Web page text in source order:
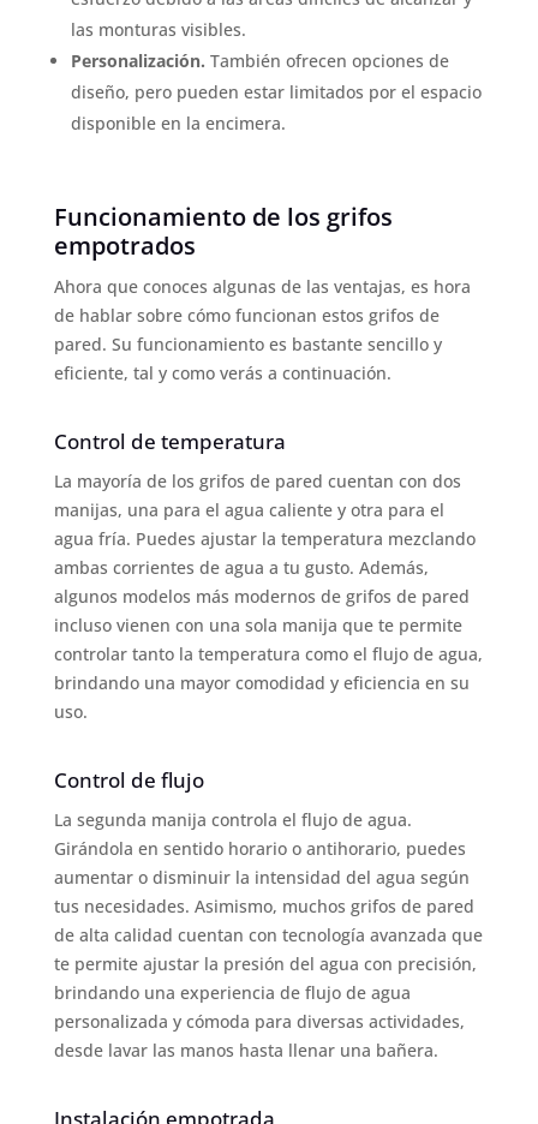
las monturas visibles.
Personalización. También ofrecen opciones de
diseño, pero pueden estar limitados por el espacio
disponible en la encimera.
Funcionamiento de los grifos
empotrados
Ahora que conoces algunas de las ventajas, es hora
de hablar sobre cómo funcionan estos grifos de
pared. Su funcionamiento es bastante sencillo y
eficiente, tal y como verás a continuación.
Control de temperatura
La mayoría de los grifos de pared cuentan con dos
manijas, una para el agua caliente y otra para el
agua fría. Puedes ajustar la temperatura mezclando
ambas corrientes de agua a tu gusto. Además,
algunos modelos más modernos de grifos de pared
incluso vienen con una sola manija que te permite
controlar tanto la temperatura como el flujo de agua,
brindando una mayor comodidad y eficiencia en su
uso.
Control de flujo
La segunda manija controla el flujo de agua.
Girándola en sentido horario o antihorario, puedes
aumentar o disminuir la intensidad del agua según
tus necesidades. Asimismo, muchos grifos de pared
de alta calidad cuentan con tecnología avanzada que
te permite ajustar la presión del agua con precisión,
brindando una experiencia de flujo de agua
personalizada y cómoda para diversas actividades,
desde lavar las manos hasta llenar una bañera.